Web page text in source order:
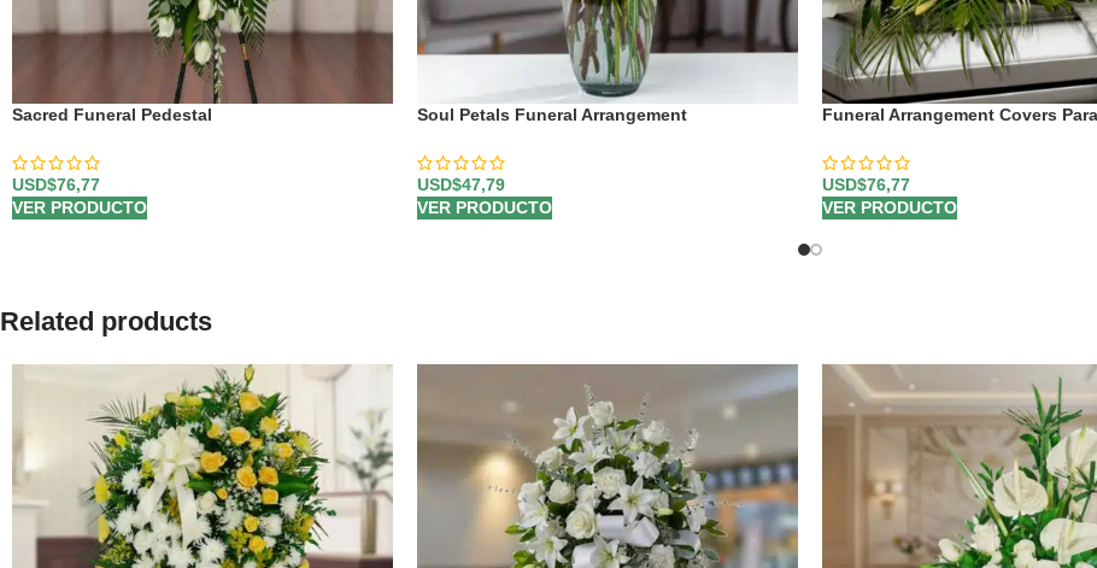
Sacred Funeral Pedestal
USD$76,77
VER PRODUCTO
Soul Petals Funeral Arrangement
USD$47,79
VER PRODUCTO
Funeral Arrangement Covers
USD$76,77
VER PRODUCTO
Related products